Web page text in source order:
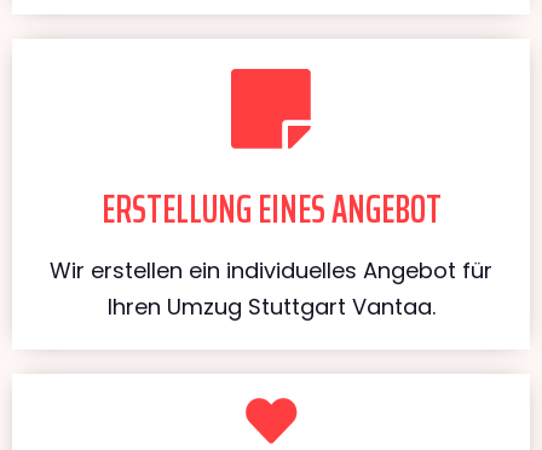
ERSTELLUNG EINES ANGEBOT
Wir erstellen ein individuelles Angebot für
Ihren Umzug Stuttgart Vantaa.